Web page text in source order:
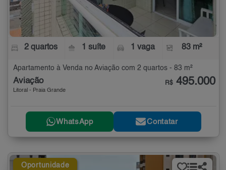
2 quartos 1 suíte 1 vaga 83 m²
Apartamento à Venda no Aviação com 2 quartos - 83 m²
Aviação
Litoral - Praia Grande
R$ 495.000
WhatsApp Contatar
Oportunidade